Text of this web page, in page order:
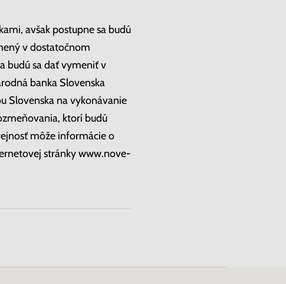
avšak postupne sa budú
v dostatočnom
budú sa dať vymeniť v
banka Slovenska
Slovenska na vykonávanie
ktorí budú
môže informácie o
stránky www.nove-